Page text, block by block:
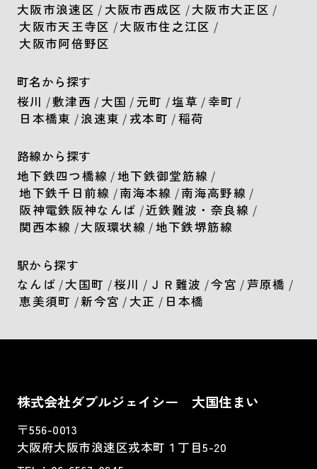
大阪市浪速区 / 大阪市西成区 /大阪市大正区 /
大阪市天王寺区 /大阪市住之江区 /
大阪市阿倍野区
町名から探す
桜川 /敷津西 / 大国 / 元町 /塩草 / 幸町 /
日本橋東 /浪速東 / 戎本町 /稲荷
路線から探す
地下鉄四つ橋線 /地下鉄御堂筋線 /
地下鉄千日前線 /南海本線 /南海高野線 /
阪神電鉄阪神なんば /近鉄難波・奈良線 /
関西本線 /大阪環状線 /地下鉄堺筋線
駅から探す
なんば /大国町 /桜川 / ＪＲ難波 /今宮 / 芦原橋 /
恵美須町 /新今宮 / 大正 / 日本橋
株式会社ダブルジェイシー 大国住まい
〒556-0013
大阪府大阪市浪速区戎本町１丁目5-20